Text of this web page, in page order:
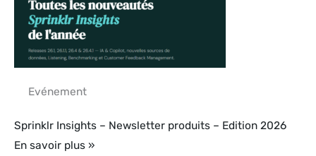
Evénement
Sprinklr Insights – Newsletter produits – Edition 2026
En savoir plus »